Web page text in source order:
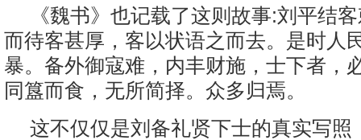
《魏书》也记载了这则故事:刘平结
而待客甚厚，客以状语之而去。是时人
暴。备外御寇难，内丰财施，士下者，
同簋而食，无所简择。众多归焉。
这不仅仅是刘备礼贤下士的真实写照